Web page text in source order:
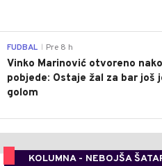
FUDBAL Pre 8 h
Vinko Marinović otvoreno
pobjede: Ostaje žal za bar još
golom
KOLUMNA - NEBOJŠA